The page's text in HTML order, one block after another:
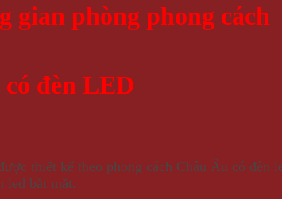
gian phòng phong cách
đèn LED
thiết kế theo phong cách Châu Âu có đèn
led bắt mắt.